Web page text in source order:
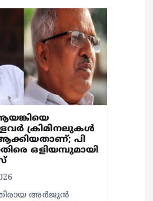
ക്രിമിനലുകൾ
പി
ഒളിയമ്പുമായി
അർജുൻ